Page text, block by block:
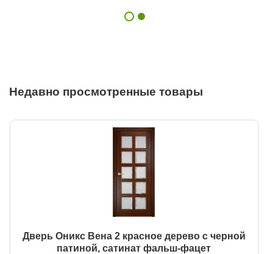
Недавно просмотренные товары
Дверь Оникс Вена 2 красное дерево с черной
патиной, сатинат фальш-фацет